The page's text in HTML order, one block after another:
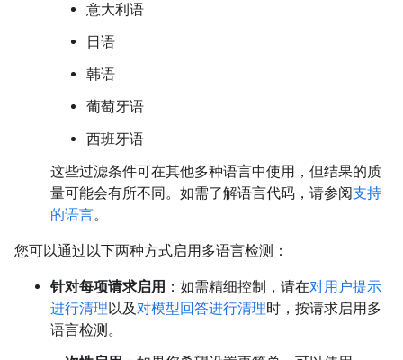
意大利语
日语
韩语
葡萄牙语
西班牙语
这些过滤条件可在其他多种语言中使用，但结果的质
量可能会有所不同。如需了解语言代码，请参阅支持
的语言。
您可以通过以下两种方式启用多语言检测：
针对每项请求启用 ：如需精细控制，请在对用户提示
进行清理以及对模型回答进行清理时，按请求启用多
语言检测。